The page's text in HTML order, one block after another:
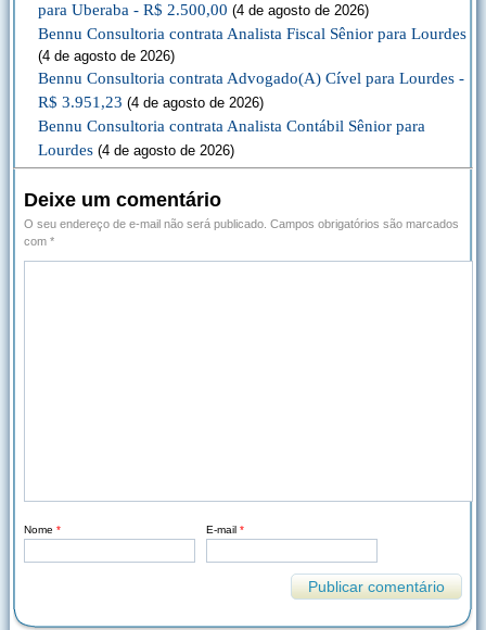
para Uberaba - R$ 2.500,00 (4 de agosto de 2026)
Bennu Consultoria contrata Analista Fiscal Sênior para Lourdes
(4 de agosto de 2026)
Bennu Consultoria contrata Advogado(A) Cível para Lourdes -
R$ 3.951,23 (4 de agosto de 2026)
Bennu Consultoria contrata Analista Contábil Sênior para
Lourdes (4 de agosto de 2026)
Deixe um comentário
O seu endereço de e-mail não será publicado. Campos obrigatórios são marcados
com *
Nome * E-mail *